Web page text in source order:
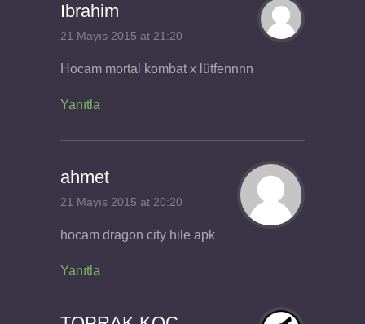
Ibrahim
21 Mayıs 2015 at 21:20
Hocam mortal kombat x lütfennnn
Yanıtla
ahmet
21 Mayıs 2015 at 20:20
hocam dragon city hile apk
Yanıtla